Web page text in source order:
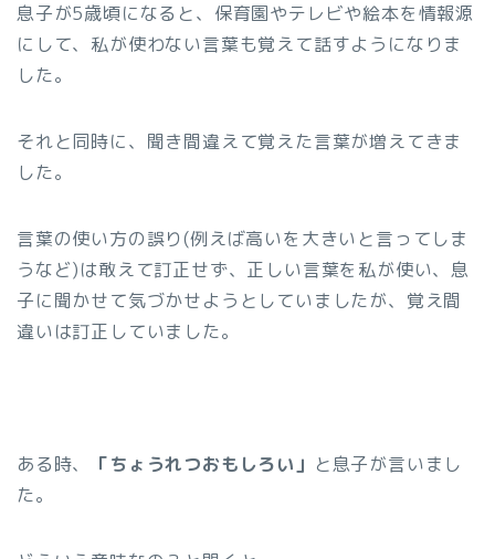
息子が5歳頃になると、保育園やテレビや絵本を情報源
にして、私が使わない言葉も覚えて話すようになりま
した。
それと同時に、聞き間違えて覚えた言葉が増えてきま
した。
言葉の使い方の誤り(例えば高いを大きいと言ってしま
うなど)は敢えて訂正せず、正しい言葉を私が使い、息
子に聞かせて気づかせようとしていましたが、覚え間
違いは訂正していました。
ある時、 「ちょうれつおもしろい」 と息子が言いまし
た。